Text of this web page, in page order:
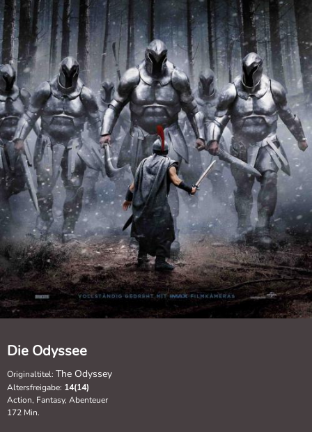
Die Odyssee
Originaltitel: The Odyssey
Altersfreigabe: 14(14)
Action, Fantasy, Abenteuer
172 Min.